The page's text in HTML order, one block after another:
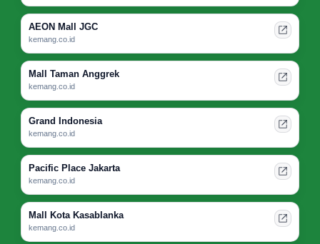
AEON Mall JGC
kemang.co.id
Mall Taman Anggrek
kemang.co.id
Grand Indonesia
kemang.co.id
Pacific Place Jakarta
kemang.co.id
Mall Kota Kasablanka
kemang.co.id